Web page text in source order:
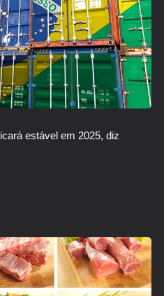
estável em 2025, diz